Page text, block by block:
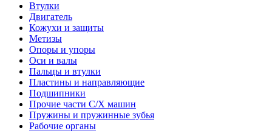
Втулки
Двигатель
Кожухи и защиты
Метизы
Опоры и упоры
Оси и валы
Пальцы и втулки
Пластины и направляющие
Подшипники
Прочие части С/Х машин
Пружины и пружинные зубья
Рабочие органы